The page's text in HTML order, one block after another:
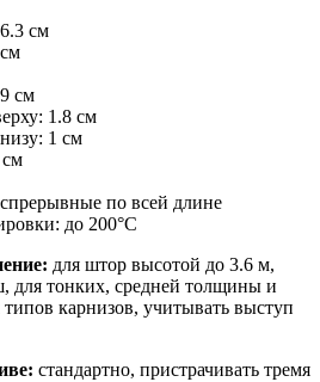
см
см
1.8 см
1 см
по всей длине
до 200°С
для штор высотой до 3.6 м,
для тонких, средней толщины и
карнизов, учитывать выступ
стандартно, пристрачивать тремя